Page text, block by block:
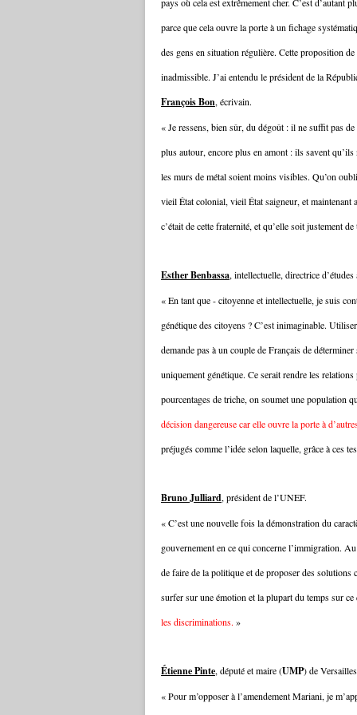
parce que cela ouvre la porte à un fichage
des gens en situation régulière. Cette proposition
inadmissible. J’ai entendu le président de la
François Bon, écrivain.
« Je ressens, bien sûr, du dégoût : il ne suffit pas
plus autour, encore plus en amont : ils savent
les murs de métal soient moins visibles. Qu’on
vieil État colonial, vieil État saigneur, et
c’était de cette fraternité, et qu’elle soit justement
Esther Benbassa, intellectuelle, directrice
« En tant que - citoyenne et intellectuelle, je suis
génétique des citoyens ? C’est inimaginable.
demande pas à un couple de Français de
uniquement génétique. Ce serait rendre les
pourcentages de triche, on soumet une population
décision dangereuse car elle ouvre la porte à
préjugés comme l’idée selon laquelle, grâce à ces
Bruno Julliard, président de l’UNEF.
« C’est une nouvelle fois la démonstration du
gouvernement en ce qui concerne l’immigration.
de faire de la politique et de proposer des solutions
surfer sur une émotion et la plupart du temps sur
les discriminations. »
Étienne Pinte, député et maire (UMP) de
« Pour m’opposer à l’amendement Mariani, je